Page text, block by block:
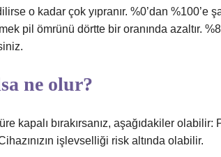
o kadar çok yıpranır. %0’dan %100’e
pil ömrünü dörtte bir oranında azaltır.
ne olur?
kapalı bırakırsanız, aşağıdakiler olabilir:
işlevselliği risk altında olabilir.